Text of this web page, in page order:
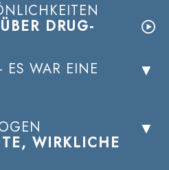
DRUG-
WAR EINE
WIRKLICHE